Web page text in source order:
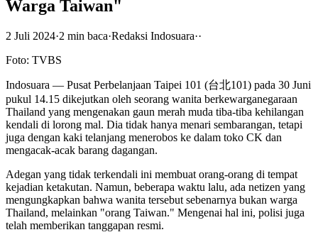
Warga Taiwan"
2 Juli 2024·2 min baca·Redaksi Indosuara··
Foto: TVBS
Indosuara — Pusat Perbelanjaan Taipei 101 (台北101) pada 30 Juni
pukul 14.15 dikejutkan oleh seorang wanita berkewarganegaraan
Thailand yang mengenakan gaun merah muda tiba-tiba kehilangan
kendali di lorong mal. Dia tidak hanya menari sembarangan, tetapi
juga dengan kaki telanjang menerobos ke dalam toko CK dan
mengacak-acak barang dagangan.
Adegan yang tidak terkendali ini membuat orang-orang di tempat
kejadian ketakutan. Namun, beberapa waktu lalu, ada netizen yang
mengungkapkan bahwa wanita tersebut sebenarnya bukan warga
Thailand, melainkan "orang Taiwan." Mengenai hal ini, polisi juga
telah memberikan tanggapan resmi.